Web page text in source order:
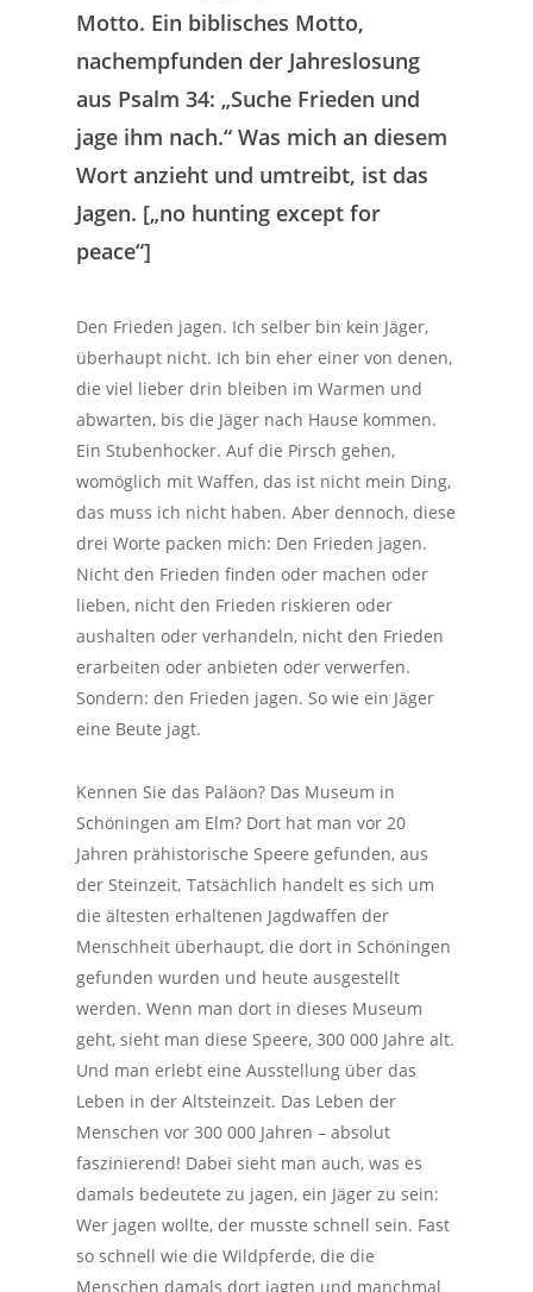
Motto. Ein biblisches Motto,
nachempfunden der Jahreslosung
aus Psalm 34: „Suche Frieden und
jage ihm nach.“ Was mich an diesem
Wort anzieht und umtreibt, ist das
Jagen. [„no hunting except for
peace“]
Den Frieden jagen. Ich selber bin kein Jäger,
überhaupt nicht. Ich bin eher einer von denen,
die viel lieber drin bleiben im Warmen und
abwarten, bis die Jäger nach Hause kommen.
Ein Stubenhocker. Auf die Pirsch gehen,
womöglich mit Waffen, das ist nicht mein Ding,
das muss ich nicht haben. Aber dennoch, diese
drei Worte packen mich: Den Frieden jagen.
Nicht den Frieden finden oder machen oder
lieben, nicht den Frieden riskieren oder
aushalten oder verhandeln, nicht den Frieden
erarbeiten oder anbieten oder verwerfen.
Sondern: den Frieden jagen. So wie ein Jäger
eine Beute jagt.
Kennen Sie das Paläon? Das Museum in
Schöningen am Elm? Dort hat man vor 20
Jahren prähistorische Speere gefunden, aus
der Steinzeit. Tatsächlich handelt es sich um
die ältesten erhaltenen Jagdwaffen der
Menschheit überhaupt, die dort in Schöningen
gefunden wurden und heute ausgestellt
werden. Wenn man dort in dieses Museum
geht, sieht man diese Speere, 300 000 Jahre alt.
Und man erlebt eine Ausstellung über das
Leben in der Altsteinzeit. Das Leben der
Menschen vor 300 000 Jahren – absolut
faszinierend! Dabei sieht man auch, was es
damals bedeutete zu jagen, ein Jäger zu sein:
Wer jagen wollte, der mussteschnellsein. Fast
so schnell wie die Wildpferde, die die
Menschen damals dort jagten und manchmal